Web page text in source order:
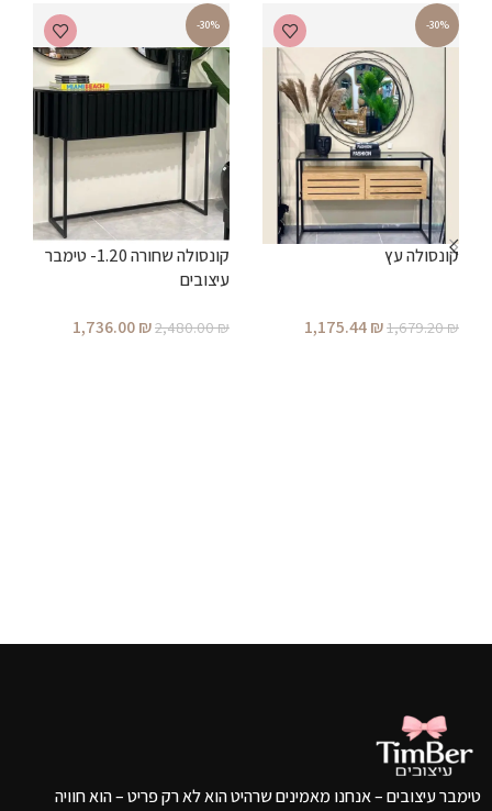
-30%
קונסולה עץ
1,679.20₪
1,175.44₪
-30%
קונסולה שחורה 1.20- טימבר
עיצובים
2,480.00₪
1,736.00₪
טימבר עיצובים – אנחנו מאמינים שרהיט הוא לא רק פריט – הוא חוויה